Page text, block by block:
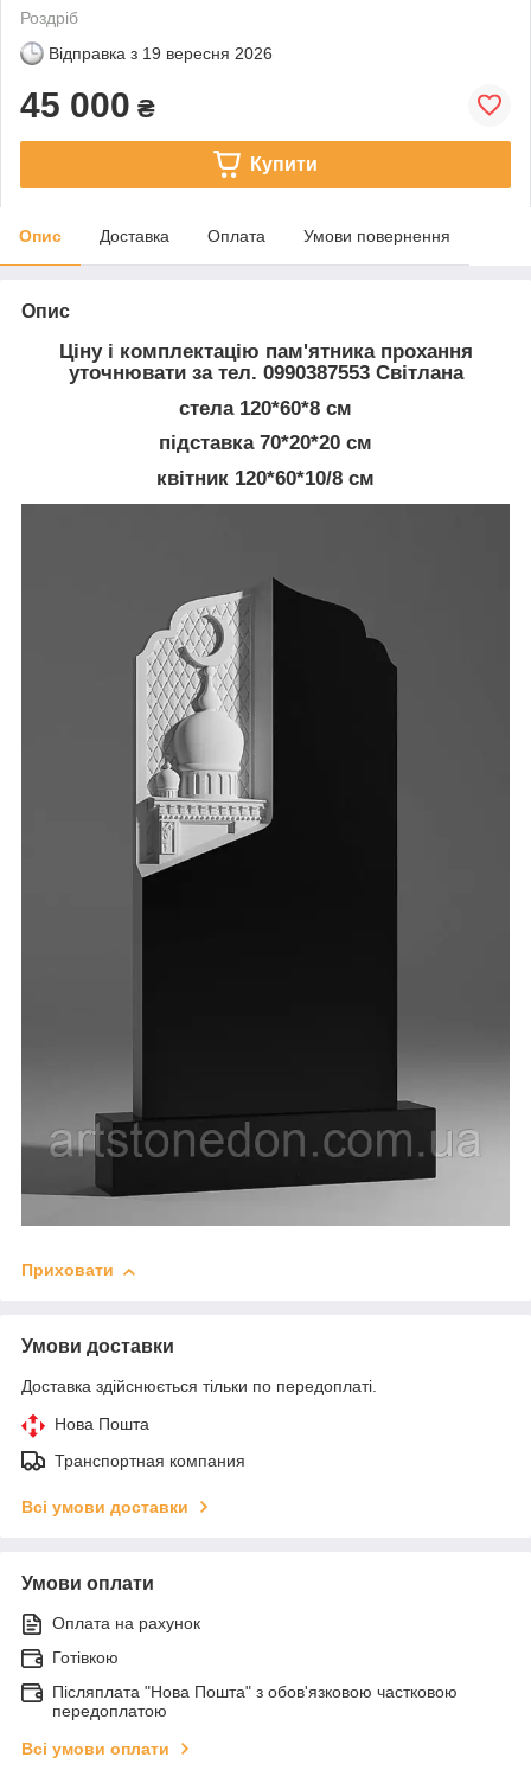
Роздріб
Відправка з 19 вересня 2026
45 000 ₴
Купити
Опис Доставка Оплата Умови повернення
Опис
Ціну і комплектацію пам'ятника прохання
уточнювати за тел. 0990387553 Світлана
стела 120*60*8 см
підставка 70*20*20 см
квітник 120*60*10/8 см
Приховати
Умови доставки
Доставка здійснюється тільки по передоплаті.
Нова Пошта
Транспортная компания
Всі умови доставки
Умови оплати
Оплата на рахунок
Готівкою
Післяплата "Нова Пошта" з обов'язковою частковою
передоплатою
Всі умови оплати